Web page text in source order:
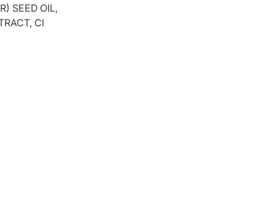
SEED OIL,
CI